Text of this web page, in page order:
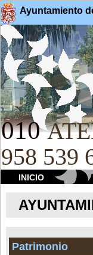
Ayuntamiento
010
958 539
INICIO
Patrimonio